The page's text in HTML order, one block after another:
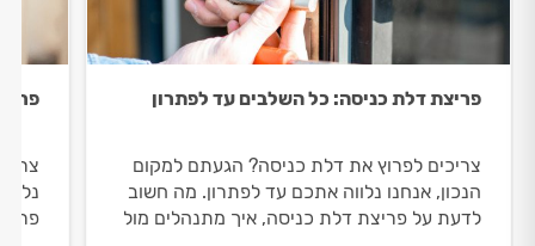
פריצת דלת כניסה: כל השלבים עד לפתרון
צריכים לפרוץ את דלת כניסה? הגעתם למקום
הנכון, אנחנו נלווה אתכם עד לפתרון. מה חשוב
לדעת על פריצת דלת כניסה, איך מתנהלים מול